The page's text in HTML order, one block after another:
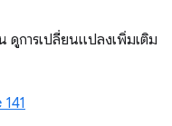
ดูการเปลี่ยนแปลงเพิ่มเติม